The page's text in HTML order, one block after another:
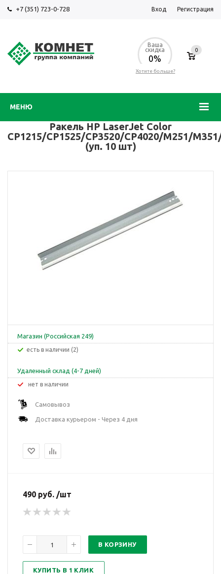
+7 (351) 723-0-728 Вход Регистрация
МЕНЮ
Ваша
скидка
0%
Хотите больше?
0
Ракель HP LaserJet Color
CP1215/CP1525/CP3520/CP4020/M251/
(уп. 10 шт)
Магазин (Российская 249)
Есть в наличии (2)
Удаленный склад (4-7 дней)
Нет в наличии
Самовывоз
Доставка курьером - Через 4 дня
490 руб. /шт
В КОРЗИНУ
КУПИТЬ В 1 КЛИК